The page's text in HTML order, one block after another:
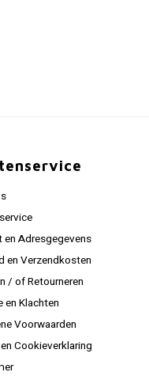
en Adresgegevens
en Verzendkosten
/ of Retourneren
en Klachten
Voorwaarden
Cookieverklaring